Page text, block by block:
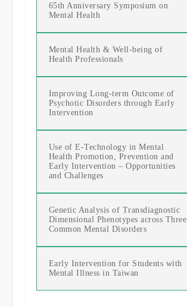
65th Anniversary Symposium on
Mental Health
Mental Health & Well-being of
Health Professionals
Improving Long-term Outcome of
Psychotic Disorders through Early
Intervention
Use of E-Technology in Mental
Health Promotion, Prevention and
Early Intervention – Opportunities
and Challenges
Genetic Analysis of Transdiagnostic
Dimensional Phenotypes across Three
Common Mental Disorders
Early Intervention for Students with
Mental Illness in Taiwan